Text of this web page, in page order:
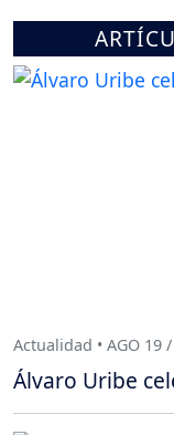
Actualidad • AGO 19
Álvaro Uribe